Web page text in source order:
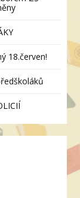
18.červen!